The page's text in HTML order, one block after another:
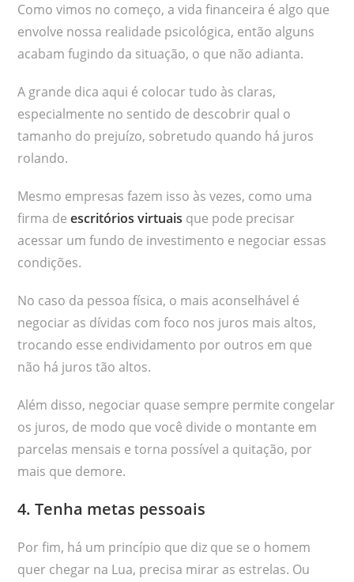
Como vimos no começo, a vida financeira é algo que
envolve nossa realidade psicológica, então alguns
acabam fugindo da situação, o que não adianta.
A grande dica aqui é colocar tudo às claras,
especialmente no sentido de descobrir qual o
tamanho do prejuízo, sobretudo quando há juros
rolando.
Mesmo empresas fazem isso às vezes, como uma
firma deescritórios virtuais que pode precisar
acessar um fundo de investimento e negociar essas
condições.
No caso da pessoa física, o mais aconselhável é
negociar as dívidas com foco nos juros mais altos,
trocando esse endividamento por outros em que
não há juros tão altos.
Além disso, negociar quase sempre permite congelar
os juros, de modo que você divide o montante em
parcelas mensais e torna possível a quitação, por
mais que demore.
4. Tenha metas pessoais
Por fim, há um princípio que diz que se o homem
quer chegar na Lua, precisa mirar as estrelas. Ou